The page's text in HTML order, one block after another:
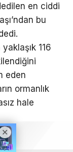
en ciddi
bu
116
eden
ormanlık
hale
Trump: “İran’a saldırıları müzakerelere şans vermek için durdurduk”